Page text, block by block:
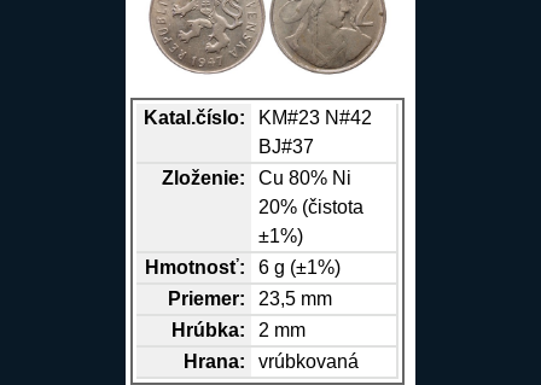
Katal.číslo:
KM#23 N#42
BJ#37
Zloženie:
Cu 80% Ni
20% (čistota
±1%)
Hmotnosť:
6 g (±1%)
Priemer:
23,5 mm
Hrúbka:
2 mm
Hrana: vrúbkovaná